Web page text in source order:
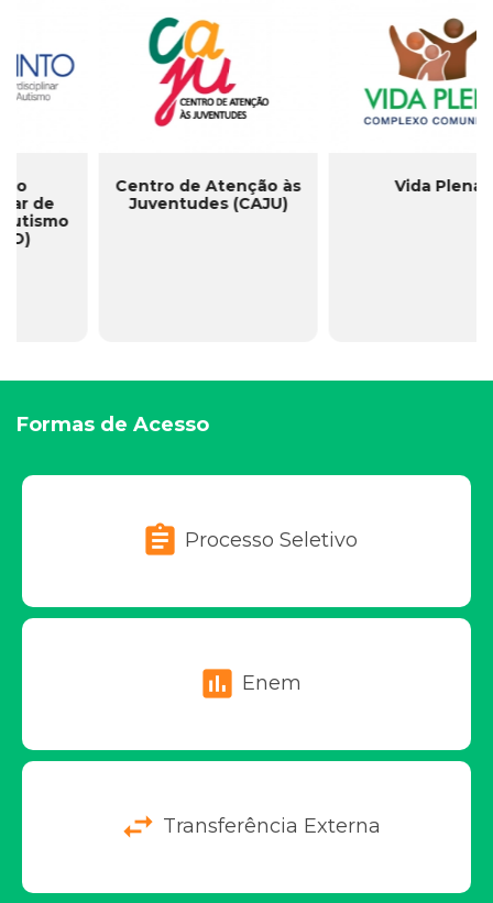
PAZ
Programa de Apoio a
Pacientes Portadores de
Centro de
Formas de Acesso
assignment Processo Seletivo
assessment Enem
swap_horiz Transferência Externa